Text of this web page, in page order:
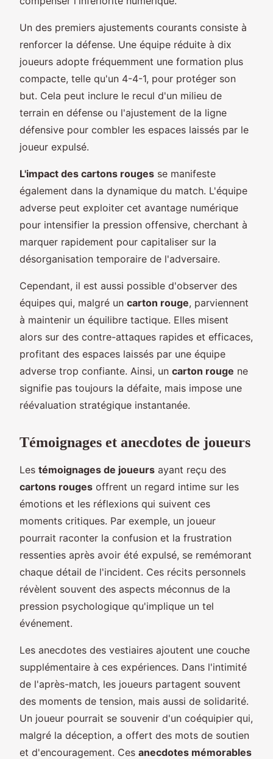
Un des premiers ajustements courants consiste à
renforcer la défense. Une équipe réduite à dix
joueurs adopte fréquemment une formation plus
compacte, telle qu'un 4-4-1, pour protéger son
but. Cela peut inclure le recul d'un milieu de
terrain en défense ou l'ajustement de la ligne
défensive pour combler les espaces laissés par le
joueur expulsé.
L'impact des cartons rouges se manifeste
également dans la dynamique du match. L'équipe
adverse peut exploiter cet avantage numérique
pour intensifier la pression offensive, cherchant à
marquer rapidement pour capitaliser sur la
désorganisation temporaire de l'adversaire.
Cependant, il est aussi possible d'observer des
équipes qui, malgré un carton rouge, parviennent
à maintenir un équilibre tactique. Elles misent
alors sur des contre-attaques rapides et efficaces,
profitant des espaces laissés par une équipe
adverse trop confiante. Ainsi, un carton rouge ne
signifie pas toujours la défaite, mais impose une
réévaluation stratégique instantanée.
Témoignages et anecdotes de joueurs
Les témoignages de joueurs ayant reçu des
cartons rouges offrent un regard intime sur les
émotions et les réflexions qui suivent ces
moments critiques. Par exemple, un joueur
pourrait raconter la confusion et la frustration
ressenties après avoir été expulsé, se remémorant
chaque détail de l'incident. Ces récits personnels
révèlent souvent des aspects méconnus de la
pression psychologique qu'implique un tel
événement.
Les anecdotes des vestiaires ajoutent une couche
supplémentaire à ces expériences. Dans l'intimité
de l'après-match, les joueurs partagent souvent
des moments de tension, mais aussi de solidarité.
Un joueur pourrait se souvenir d'un coéquipier qui,
malgré la déception, a offert des mots de soutien
et d'encouragement. Ces anecdotes mémorables